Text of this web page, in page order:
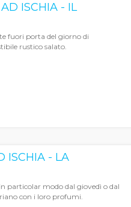
ISCHIA - IL
fuori porta del giorno di
rustico salato.
ISCHIA - LA
particolar modo dal giovedì o dal
con i loro profumi.